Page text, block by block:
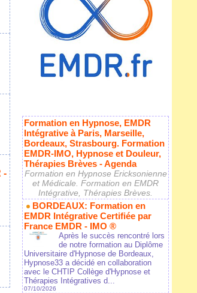
-
Formation en Hypnose, EMDR
Intégrative à Paris, Marseille,
Bordeaux, Strasbourg. Formation
EMDR-IMO, Hypnose et Douleur,
Thérapies Brèves - Agenda
Formation en Hypnose Ericksonienne
et Médicale. Formation en EMDR
Intégrative, Thérapies Brèves.
BORDEAUX: Formation en
EMDR Intégrative Certifiée par
France EMDR - IMO ®
Après le succès rencontré lors
de notre formation au Diplôme
Universitaire d'Hypnose de Bordeaux,
Hypnose33 a décidé en collaboration
avec le CHTIP Collège d'Hypnose et
Thérapies Intégratives d...
07/10/2026